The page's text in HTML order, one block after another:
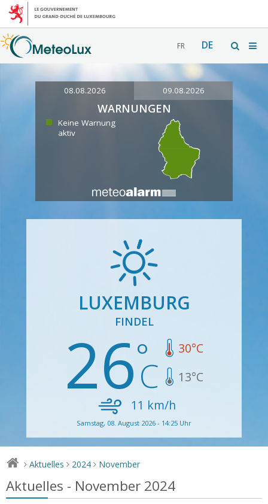
FR DE
08.08.2026 09.08.2026
WARNUNGEN
Keine Warnung
aktiv
LUXEMBURG
FINDEL
26 30°C
13°C
11 km/h
Samstag, 08. August 2026 - 14:25 Uhr
> Aktuelles > 2024 > November
Aktuelles - November 2024